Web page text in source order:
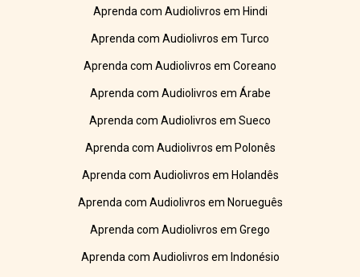
Aprenda com Audiolivros em Hindi
Aprenda com Audiolivros em Turco
Aprenda com Audiolivros em Coreano
Aprenda com Audiolivros em Árabe
Aprenda com Audiolivros em Sueco
Aprenda com Audiolivros em Polonês
Aprenda com Audiolivros em Holandês
Aprenda com Audiolivros em Norueguês
Aprenda com Audiolivros em Grego
Aprenda com Audiolivros em Indonésio